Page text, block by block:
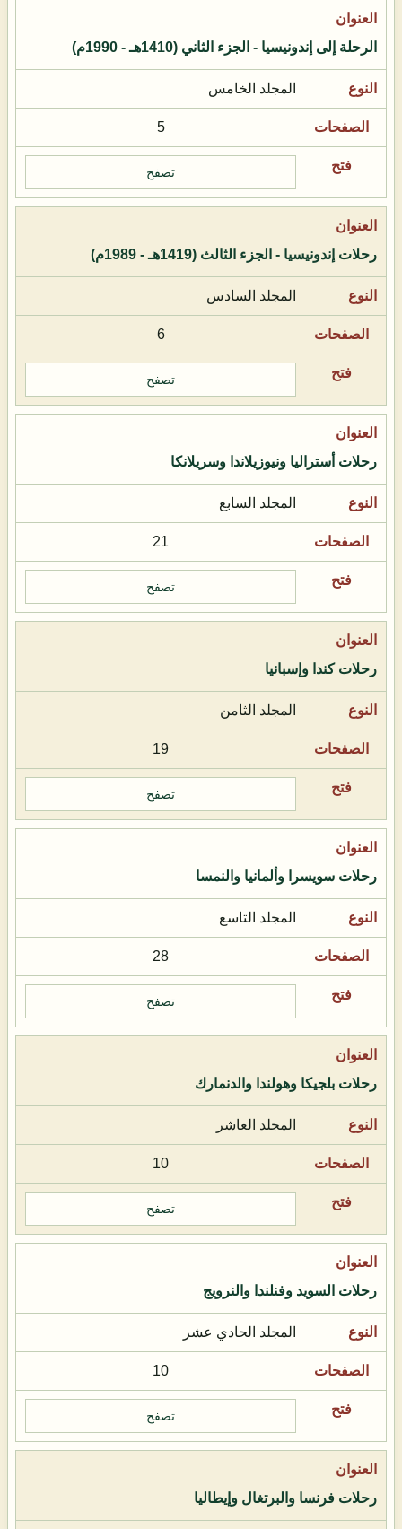
الرحلة إلى إندونيسيا - الجزء الثاني (1410هـ - 1990م)
المجلد الخامس
5
تصفح
رحلات إندونيسيا - الجزء الثالث (1419هـ - 1989م)
المجلد السادس
6
تصفح
رحلات أستراليا ونيوزيلاندا وسريلانكا
المجلد السابع
21
تصفح
رحلات كندا وإسبانيا
المجلد الثامن
19
تصفح
رحلات سويسرا وألمانيا والنمسا
المجلد التاسع
28
تصفح
رحلات بلجيكا وهولندا والدنمارك
المجلد العاشر
10
تصفح
رحلات السويد وفنلندا والنرويج
المجلد الحادي عشر
10
تصفح
رحلات فرنسا والبرتغال وإيطاليا